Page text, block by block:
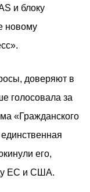
и блоку
новому
доверяют в
голосовала за
«Гражданского
его,
ЕС и США.